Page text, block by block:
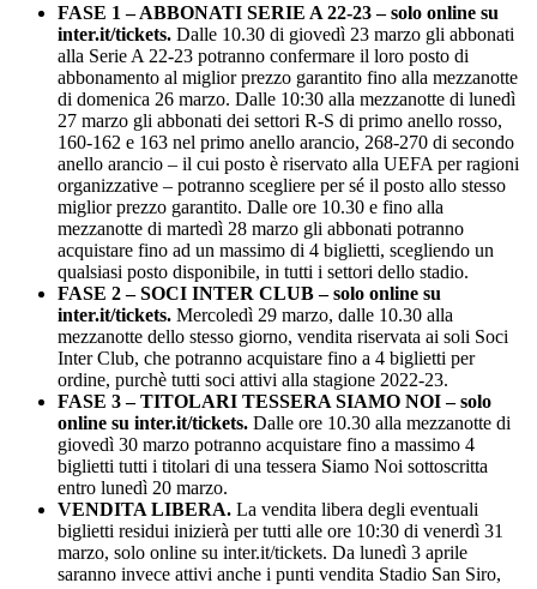
FASE 1 – ABBONATI SERIE A 22-23 – solo online su
inter.it/tickets. Dalle 10.30 di giovedì 23 marzo gli abbonati
alla Serie A 22-23 potranno confermare il loro posto di
abbonamento al miglior prezzo garantito fino alla mezzanotte
di domenica 26 marzo. Dalle 10:30 alla mezzanotte di lunedì
27 marzo gli abbonati dei settori R-S di primo anello rosso,
160-162 e 163 nel primo anello arancio, 268-270 di secondo
anello arancio – il cui posto è riservato alla UEFA per ragioni
organizzative – potranno scegliere per sé il posto allo stesso
miglior prezzo garantito. Dalle ore 10.30 e fino alla
mezzanotte di martedì 28 marzo gli abbonati potranno
acquistare fino ad un massimo di 4 biglietti, scegliendo un
qualsiasi posto disponibile, in tutti i settori dello stadio.
FASE 2 – SOCI INTER CLUB – solo online su
inter.it/tickets. Mercoledì 29 marzo, dalle 10.30 alla
mezzanotte dello stesso giorno, vendita riservata ai soli Soci
Inter Club, che potranno acquistare fino a 4 biglietti per
ordine, purchè tutti soci attivi alla stagione 2022-23.
FASE 3 – TITOLARI TESSERA SIAMO NOI – solo
online su inter.it/tickets. Dalle ore 10.30 alla mezzanotte di
giovedì 30 marzo potranno acquistare fino a massimo 4
biglietti tutti i titolari di una tessera Siamo Noi sottoscritta
entro lunedì 20 marzo.
VENDITA LIBERA. La vendita libera degli eventuali
biglietti residui inizierà per tutti alle ore 10:30 di venerdì 31
marzo, solo online su inter.it/tickets. Da lunedì 3 aprile
saranno invece attivi anche i punti vendita Stadio San Siro,